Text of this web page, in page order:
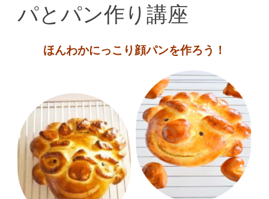
パとパン作り講座
ほんわかにっこり顔パンを作ろう！